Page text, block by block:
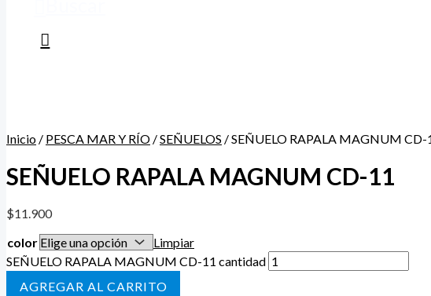
Inicio / PESCA MAR Y RÍO /SEÑUELOS / SEÑUELO RAPALA MAGNUM CD-
SEÑUELO RAPALA MAGNUM CD-11
$11.900
color
Limpiar
SEÑUELO RAPALA MAGNUM CD-11 cantidad
AÑADIR AL CARRITO